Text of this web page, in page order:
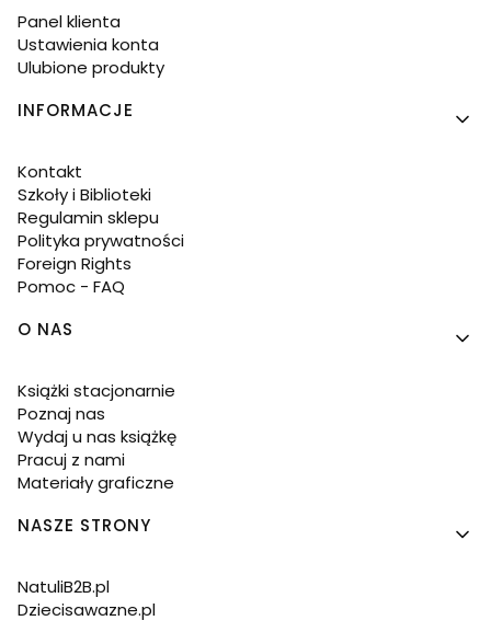
Panel klienta
Ustawienia konta
Ulubione produkty
INFORMACJE
Kontakt
Szkoły i Biblioteki
Regulamin sklepu
Polityka prywatności
Foreign Rights
Pomoc - FAQ
O NAS
Książki stacjonarnie
Poznaj nas
Wydaj u nas książkę
Pracuj z nami
Materiały graficzne
NASZE STRONY
NatuliB2B.pl
Dziecisawazne.pl